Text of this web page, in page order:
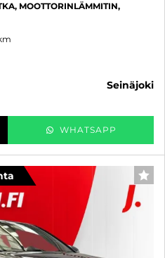
MOOTTORINLÄMMITIN,
seinäjoki
WHATSAPP